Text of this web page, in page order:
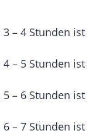
– 4 Stunden ist
– 5 Stunden ist
– 6 Stunden ist
– 7 Stunden ist